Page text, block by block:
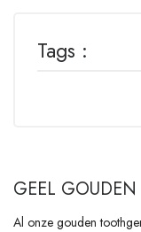
Tags :
GEEL
Al onze gouden